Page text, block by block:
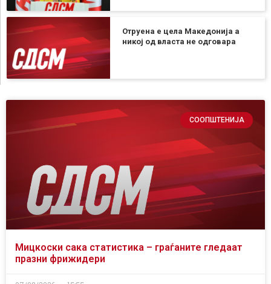
Отруена е цела Македонија а
никој од власта не одговара
СООПШТЕНИЈА
Мицкоски сака статистика – граѓаните гледаат
празни фрижидери